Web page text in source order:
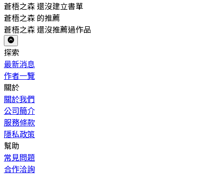
蒼梧之森 還沒建立書單
蒼梧之森 的推薦
蒼梧之森 還沒推薦過作品
探索
最新消息
作者一覽
關於
關於我們
公司簡介
服務條款
隱私政策
幫助
常見問題
合作洽詢